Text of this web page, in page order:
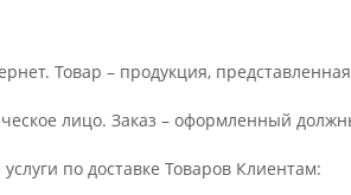
Товар – продукция,
лицо. Заказ – оформленный
по доставке Товаров Клиентам: